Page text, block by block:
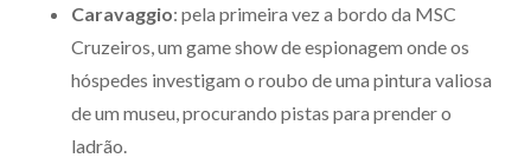
Caravaggio: pela primeira vez a bordo da MSC
Cruzeiros, um game show de espionagem onde os
hóspedes investigam o roubo de uma pintura valiosa
de um museu, procurando pistas para prender o
ladrão.